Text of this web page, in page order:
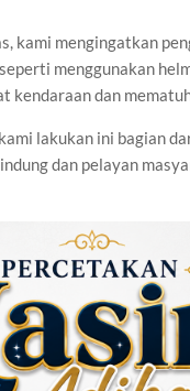
kami mengingatkan
menggunakan
dan
lakukan ini bagian
dan pelayan